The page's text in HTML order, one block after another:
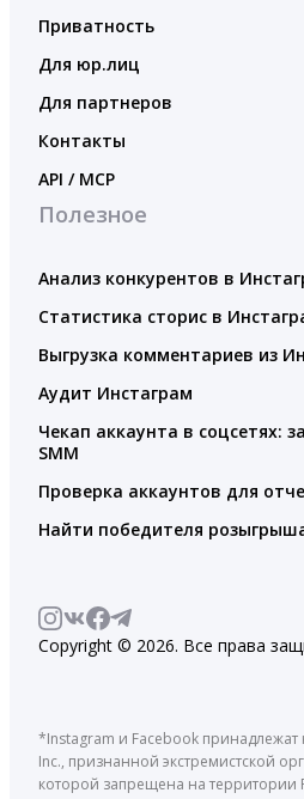
Приватность
Для юр.лиц
Для партнеров
Контакты
API / MCP
Полезное
Анализ конкурентов в
Статистика сторис в
Выгрузка комментариев из
Аудит Инстаграм
Чекап аккаунта в соцсетях:
SMM
Проверка аккаунтов для
Найти победителя
Copyright © 2026. Все права
*Instagram и Facebook
Inc., признанной экстремистской
которой запрещена на территории